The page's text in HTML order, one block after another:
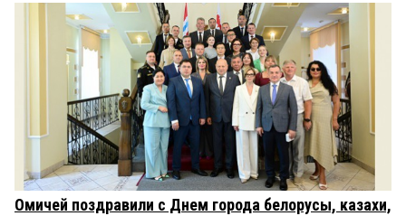
Омичей поздравили с Днем города белорусы, казахи,